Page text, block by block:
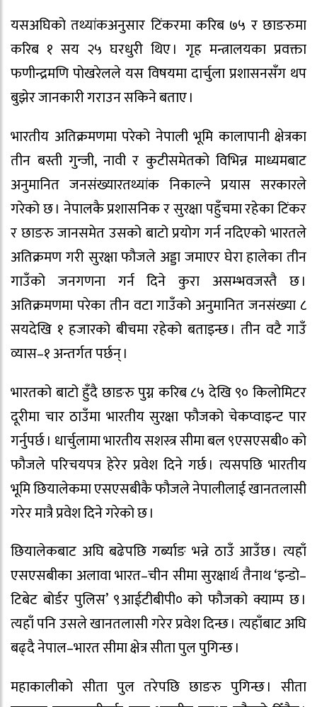
यसअघिको तथ्यांकअनुसार टिंकरमा करिब ७५ र छाङरुमा
करिब १ सय २५ घरधुरी थिए । गृह मन्त्रालयका प्रवक्ता
फणीन्द्रमणि पोखरेलले यस विषयमा दार्चुला प्रशासनसँग थप
बुझेर जानकारी गराउन सकिने बताए ।
भारतीय अतिक्रमणमा परेको नेपाली भूमि कालापानी क्षेत्रका
तीन बस्ती गुन्जी, नावी र कुटीसमेतको विभिन्न माध्यमबाट
अनुमानित जनसंख्यारतथ्यांक निकाल्ने प्रयास सरकारले
गरेको छ । नेपालकै प्रशासनिक र सुरक्षा पहुँचमा रहेका टिंकर
र छाङरु जानसमेत उसको बाटो प्रयोग गर्न नदिएको भारतले
अतिक्रमण गरी सुरक्षा फौजले अड्डा जमाएर घेरा हालेका तीन
गाउँको जनगणना गर्न दिने कुरा असम्भवजस्तै छ ।
अतिक्रमणमा परेका तीन वटा गाउँको अनुमानित जनसंख्या ८
सयदेखि १ हजारको बीचमा रहेको बताइन्छ । तीन वटै गाउँ
व्यास–१ अन्तर्गत पर्छन् ।
भारतको बाटो हुँदै छाङरु पुग्न करिब ८५ देखि ९० किलोमिटर
दूरीमा चार ठाउँमा भारतीय सुरक्षा फौजको चेकप्वाइन्ट पार
गर्नुपर्छ । धार्चुलामा भारतीय सशस्त्र सीमा बल ९एसएसबी० को
फौजले परिचयपत्र हेरेर प्रवेश दिने गर्छ । त्यसपछि भारतीय
भूमि छियालेकमा एसएसबीकै फौजले नेपालीलाई खानतलासी
गरेर मात्रै प्रवेश दिने गरेको छ ।
छियालेकबाट अघि बढेपछि गर्ब्याङ भन्ने ठाउँ आउँछ । त्यहाँ
एसएसबीका अलावा भारत–चीन सीमा सुरक्षार्थ तैनाथ ‘इन्डो–
टिबेट बोर्डर पुलिस’ ९आईटीबीपी० को फौजको क्याम्प छ ।
त्यहाँ पनि उसले खानतलासी गरेर प्रवेश दिन्छ । त्यहाँबाट अघि
बढ्दै नेपाल–भारत सीमा क्षेत्र सीता पुल पुगिन्छ ।
महाकालीको सीता पुल तरेपछि छाङरु पुगिन्छ । सीता